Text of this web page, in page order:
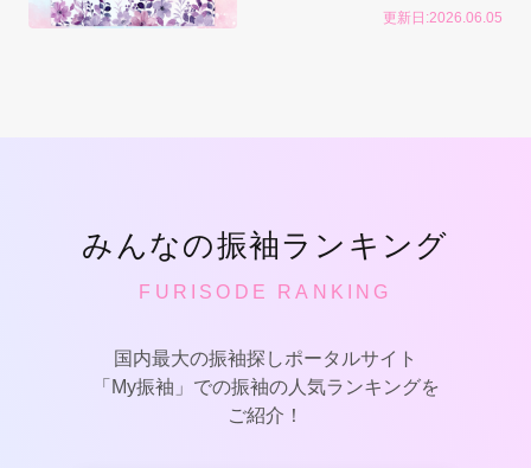
更新日:2026.06.05
みんなの振袖ランキング
FURISODE RANKING
国内最大の振袖探しポータルサイト
「My振袖」での振袖の人気ランキングを
ご紹介！